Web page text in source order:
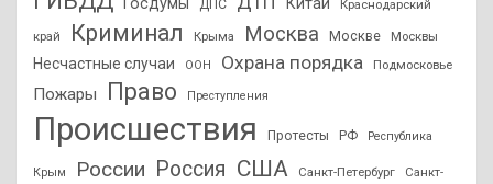
Госдумы ДПС Китай Краснодарский
край Криминал Крыма Москва Москве Москвы
Несчастные случаи ООН Охрана порядка Подмосковье
Пожары Право Преступления
Происшествия Протесты РФ Республика
Крым России Россия США Санкт-Петербург
Санкт-